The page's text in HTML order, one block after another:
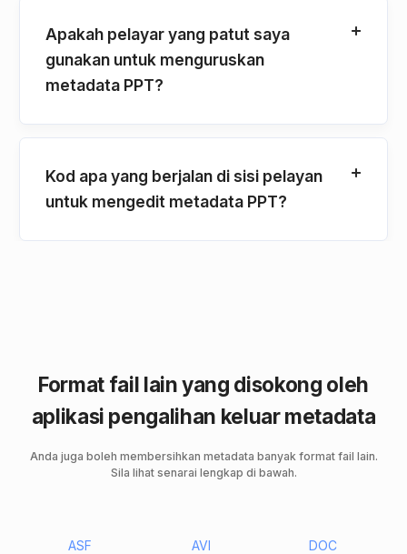
Apakah pelayar yang patut saya
gunakan untuk menguruskan
metadata PPT?
Kod apa yang berjalan di sisi pelayan
untuk mengedit metadata PPT?
Format fail lain yang disokong oleh
aplikasi pengalihan keluar metadata
Anda juga boleh membersihkan metadata banyak format fail lain.
Sila lihat senarai lengkap di bawah.
ASF AVI DOC